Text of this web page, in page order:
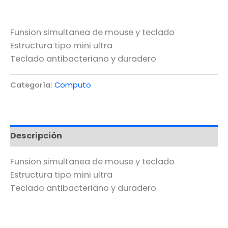
Funsion simultanea de mouse y teclado
Estructura tipo mini ultra
Teclado antibacteriano y duradero
Categoría: Computo
Descripción
Funsion simultanea de mouse y teclado
Estructura tipo mini ultra
Teclado antibacteriano y duradero